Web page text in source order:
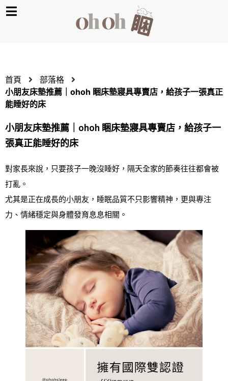
首頁
部落格
小朋友床墊推薦｜ohoh 睏床墊寢具專賣店，給孩子一張真正
能睡好的床
小朋友床墊推薦｜ohoh 睏床墊寢具專賣店，給孩子一
張真正能睡好的床
對家長來說，只要孩子一晚沒睡好，隔天全家的節奏往往都會被
打亂。
尤其是正在成長的小朋友，睡眠品質不只影響精神，更與專注
力、情緒穩定與身體發育息息相關。